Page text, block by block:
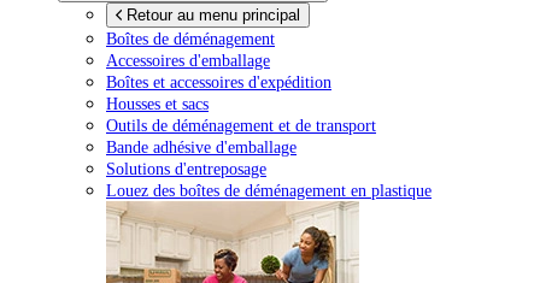
Retour au menu principal
Boîtes de déménagement
Accessoires d'emballage
Boîtes et accessoires d'expédition
Housses et sacs
Outils de déménagement et de transport
Bande adhésive d'emballage
Solutions d'entreposage
Louez des boîtes de déménagement en plastique